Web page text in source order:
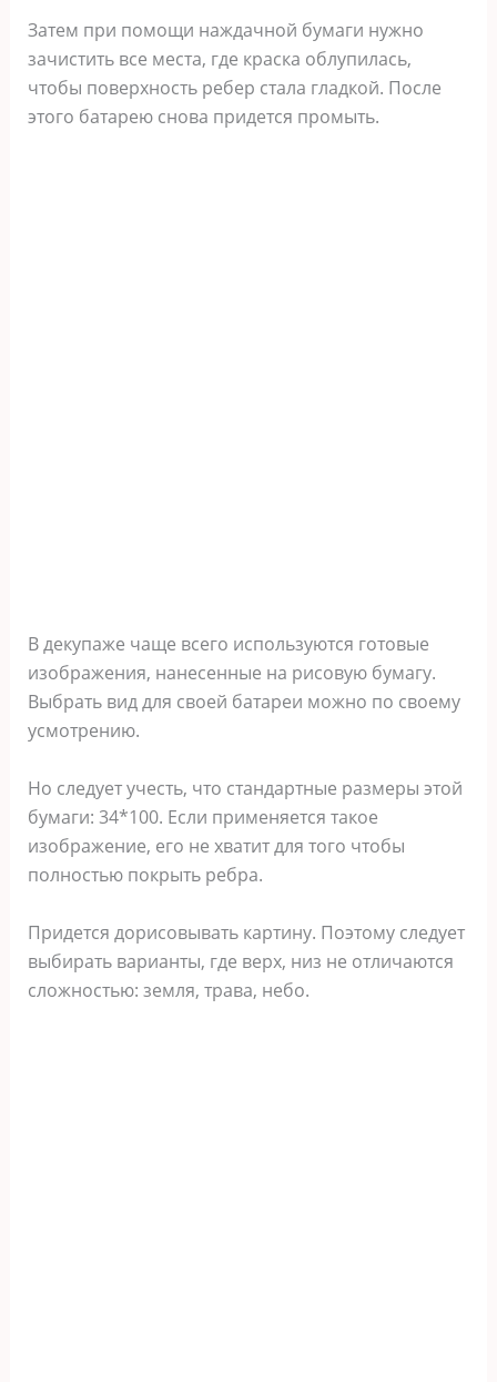
Затем при помощи наждачной бумаги нужно
зачистить все места, где краска облупилась,
чтобы поверхность ребер стала гладкой. После
этого батарею снова придется промыть.
В декупаже чаще всего используются готовые
изображения, нанесенные на рисовую бумагу.
Выбрать вид для своей батареи можно по своему
усмотрению.
Но следует учесть, что стандартные размеры этой
бумаги: 34*100. Если применяется такое
изображение, его не хватит для того чтобы
полностью покрыть ребра.
Придется дорисовывать картину. Поэтому следует
выбирать варианты, где верх, низ не отличаются
сложностью: земля, трава, небо.